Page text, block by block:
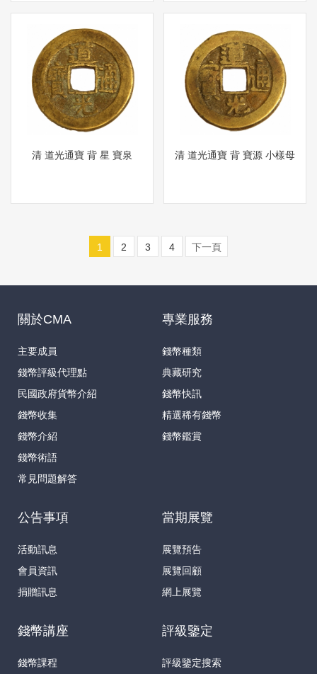
清 道光通寶 背 星 寶泉 清 道光通寶 背 寶源 小樣母
1 2 3 4 下一頁
關於CMA
主要成員
錢幣評級代理點
民國政府貨幣介紹
錢幣收集
錢幣介紹
錢幣術語
常見問題解答
專業服務
錢幣種類
典藏研究
錢幣快訊
精選稀有錢幣
錢幣鑑賞
公告事項
活動訊息
會員資訊
捐贈訊息
當期展覽
展覽預告
展覽回顧
網上展覽
錢幣講座
錢幣課程
評級鑒定
評級鑒定搜索